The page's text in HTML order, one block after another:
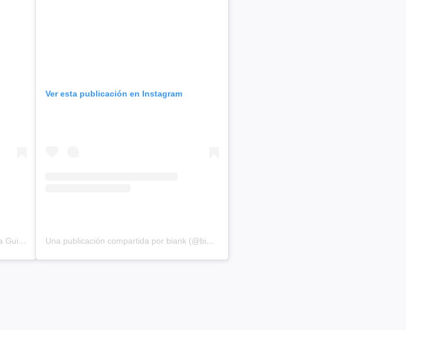
Una publicación compartida por Librería Guido (@libreriaguido)
Ver esta publicación en Instagram
Una publicación compartida por biank (@bianaristaran)